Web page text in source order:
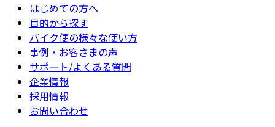
はじめての方へ
目的から探す
バイク便の様々な使い方
事例・お客さまの声
サポート/よくある質問
企業情報
採用情報
お問い合わせ